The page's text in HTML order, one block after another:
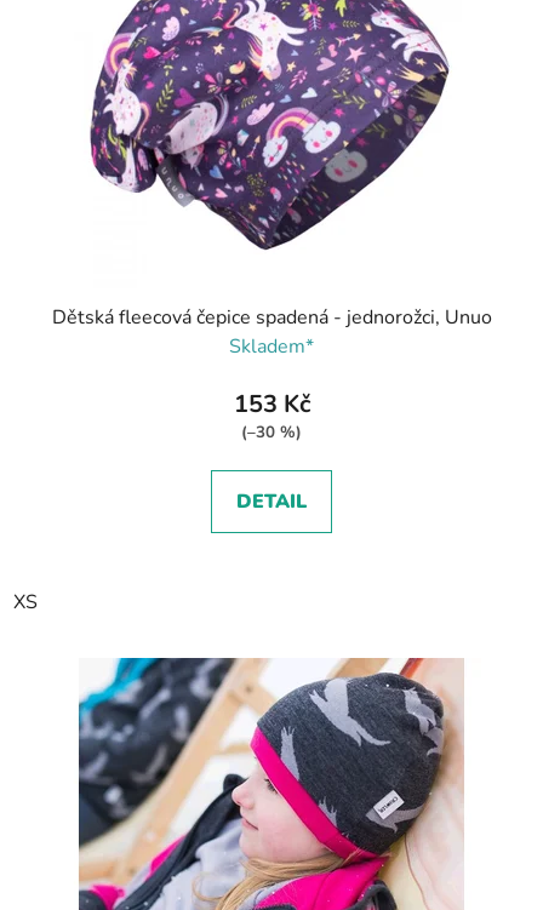
Dětská fleecová čepice spadená - jednorožci, Unuo
Skladem*
153 Kč
(–30 %)
DETAIL
XS